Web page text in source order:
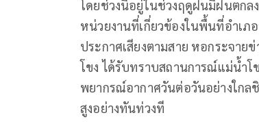
โดยช่วงนี้อยู่ในช่วงฤดูฝนมีฝนตกล
หน่วยงานที่เกี่ยวข้องในพื้นที่อำเภ
ประกาศเสียงตามสาย หอกระจา
โขง ได้รับทราบสถานการณ์แม่น้ำโ
พยากรณ์อากาศวันต่อวันอย่างใก
สูงอย่างทันท่วงที